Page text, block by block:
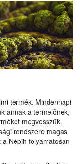
termék. Mindennapi
annak a termelőnek,
megvesszük.
rendszere magas
Nébih folyamatosan